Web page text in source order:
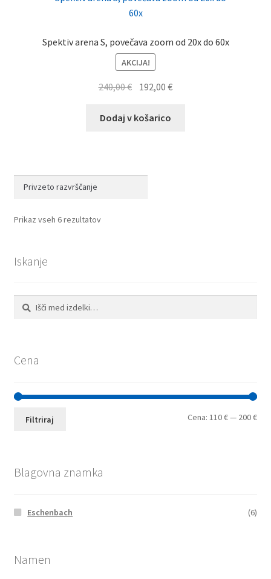
Spektiv arena S, povečava zoom od 20x do 60x
AKCIJA!
240,00€ Izvirna
je
192,00€Trenutna
Dodaj v košarico
Prikaz vseh 6 rezultatov
Iskanje
Išči:
Iskanje
Cena
Min
Max
Filtriraj Cena:110 €— 200 €
Blagovna znamka
Eschenbach (6)
Namen